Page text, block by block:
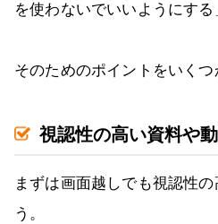
を使わないでいいようにする
そのためのポイントをいくつ
視認性の高い資料や
まずは画面越しでも視認性
う。